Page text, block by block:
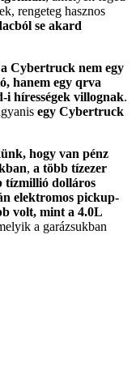
rengeteg hasznos
se akard
Cybertruck nem egy
hanem egy qrva
i hírességek villognak.
egy Cybertruck
hogy van pénz
, a több tízezer
tízmillió dolláros
elektromos pickup-
volt, mint a 4.0L
a garázsukban